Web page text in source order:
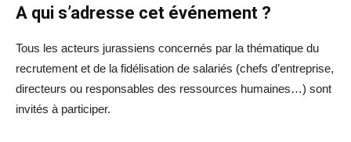
A qui s’adresse cet événement ?
Tous les acteurs jurassiens concernés par la thématique du
recrutement et de la fidélisation de salariés (chefs d’entreprise,
directeurs ou responsables des ressources humaines…) sont
invités à participer.